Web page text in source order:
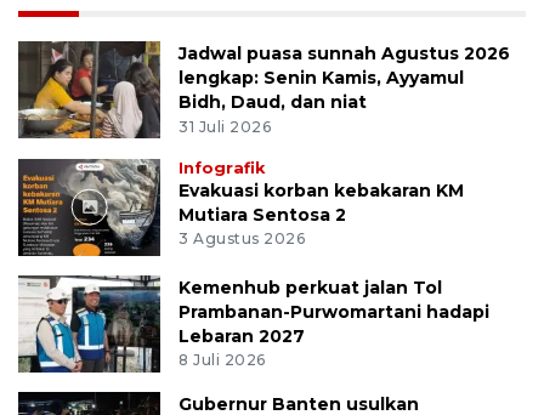
Jadwal puasa sunnah Agustus 2026
lengkap: Senin Kamis, Ayyamul
Bidh, Daud, dan niat
31 Juli 2026
Infografik
Evakuasi korban kebakaran KM
Mutiara Sentosa 2
3 Agustus 2026
Kemenhub perkuat jalan Tol
Prambanan-Purwomartani hadapi
Lebaran 2027
8 Juli 2026
Gubernur Banten usulkan